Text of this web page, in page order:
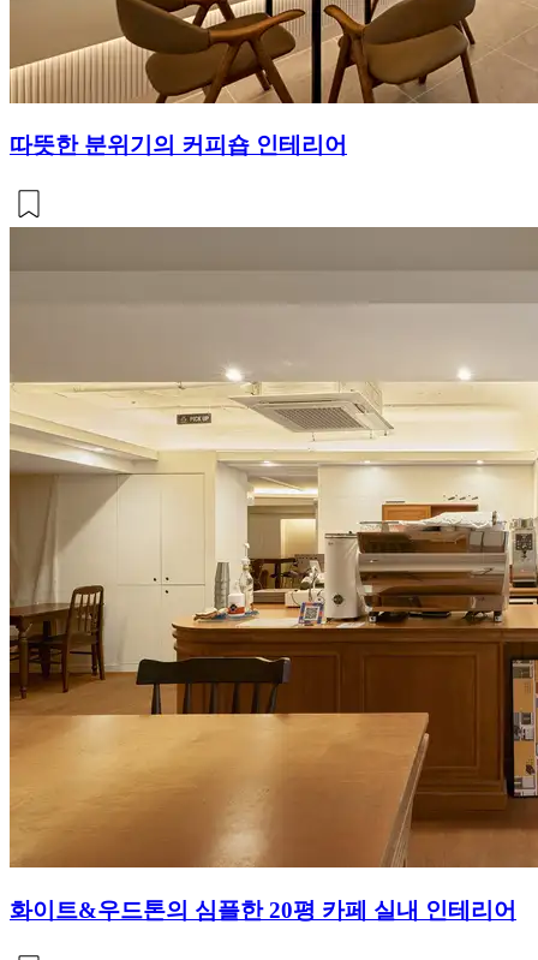
따뜻한 분위기의 커피숍 인테리어
화이트&우드톤의 심플한 20평 카페 실내 인테리어